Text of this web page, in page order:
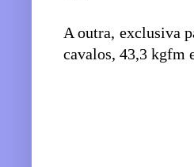
A outra, exclusiva
cavalos, 43,3 kgfm